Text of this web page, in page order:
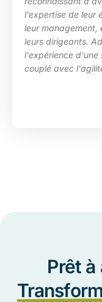
de leur équipe,
management, et de
dirigeants.
d'une société
avec l'agilité d'une
Prêt